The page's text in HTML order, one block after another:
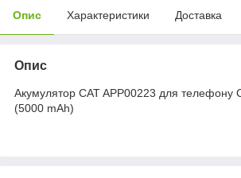
Опис Характеристики Доставка
Опис
Акумулятор CAT APP00223 для телефону
(5000 mAh)